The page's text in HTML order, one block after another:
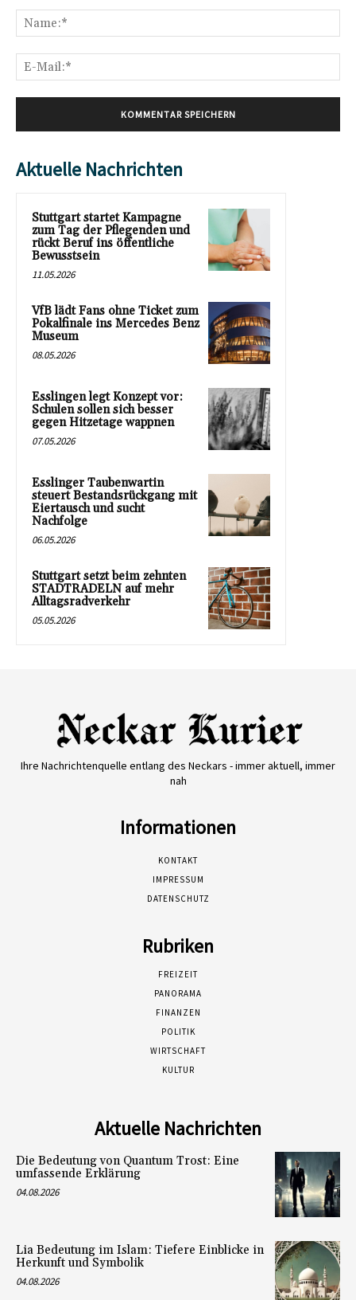
Aktuelle Nachrichten
Stuttgart startet Kampagne
zum Tag der Pflegenden und
rückt Beruf ins öffentliche
Bewusstsein
11.05.2026
VfB lädt Fans ohne Ticket zum
Pokalfinale ins Mercedes Benz
Museum
08.05.2026
Esslingen legt Konzept vor:
Schulen sollen sich besser
gegen Hitzetage wappnen
07.05.2026
Esslinger Taubenwartin
steuert Bestandsrückgang mit
Eiertausch und sucht
Nachfolge
06.05.2026
Stuttgart setzt beim zehnten
STADTRADELN auf mehr
Alltagsradverkehr
05.05.2026
Ihre Nachrichtenquelle entlang des Neckars - immer aktuell, immer
nah
Informationen
KONTAKT
IMPRESSUM
DATENSCHUTZ
Rubriken
FREIZEIT
PANORAMA
FINANZEN
POLITIK
WIRTSCHAFT
KULTUR
Aktuelle Nachrichten
Die Bedeutung von Quantum Trost: Eine
umfassende Erklärung
04.08.2026
Lia Bedeutung im Islam: Tiefere Einblicke in
Herkunft und Symbolik
04.08.2026